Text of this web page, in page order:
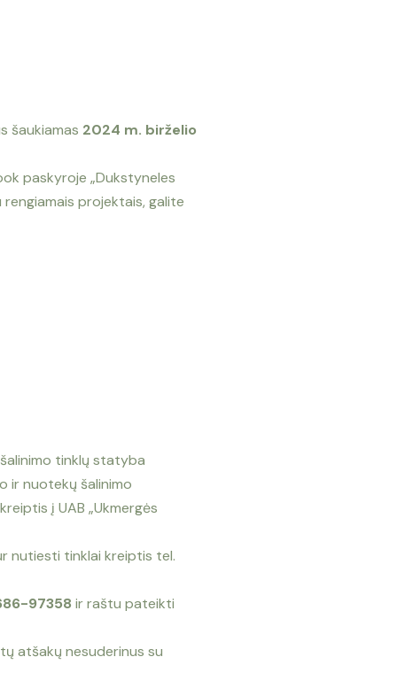
šaukiamas 2024 m. birželio
paskyroje „Dukstyneles
rengiamais projektais, galite
tinklų statyba
ir nuotekų šalinimo
į UAB„Ukmergės
nutiesti tinklai kreiptis tel.
97358ir raštu pateikti
atšakų nesuderinus su